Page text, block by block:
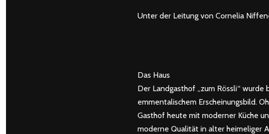
Unter der Leitung von Cornelia
Das Haus
Der Landgasthof „zum Rössli“
emmentalischem Erscheinungsbild.
Gasthof heute mit moderner Küche
moderne Qualität in alter heimeliger